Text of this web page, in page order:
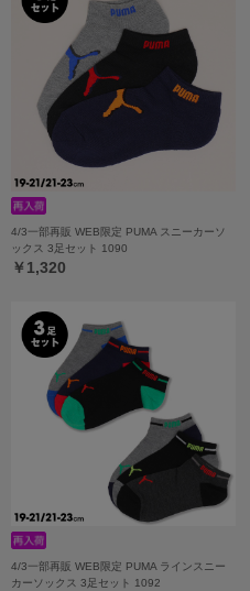
4/3一部再販 WEB限定 PUMA スニーカーソ
ックス 3足セット 1090
￥1,320
4/3一部再販 WEB限定 PUMA ラインスニー
カーソックス 3足セット 1092